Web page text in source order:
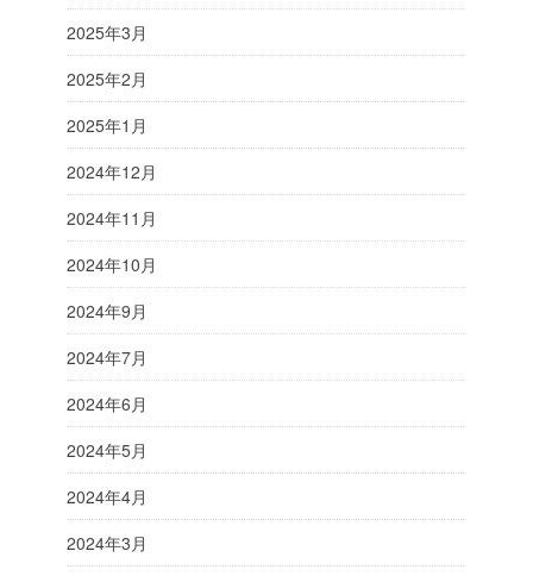
2025年3月
2025年2月
2025年1月
2024年12月
2024年11月
2024年10月
2024年9月
2024年7月
2024年6月
2024年5月
2024年4月
2024年3月